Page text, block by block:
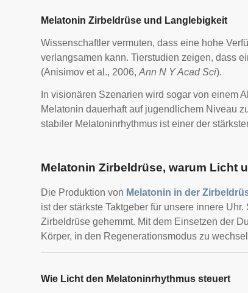
Melatonin Zirbeldrüse und Langlebigkeit
Wissenschaftler vermuten, dass eine hohe
verlangsamen kann. Tierstudien zeigen, dass
(Anisimov et al., 2006, Ann N Y Acad Sci).
In visionären Szenarien wird sogar von einem
Melatonin dauerhaft auf jugendlichem Niveau
stabiler Melatoninrhythmus ist einer der
Melatonin Zirbeldrüse, warum Licht
Die Produktion von Melatonin in der
ist der stärkste Taktgeber für unsere innere
Zirbeldrüse gehemmt. Mit dem Einsetzen der
Körper, in den Regenerationsmodus zu
Wie Licht den Melatoninrhythmus steuert